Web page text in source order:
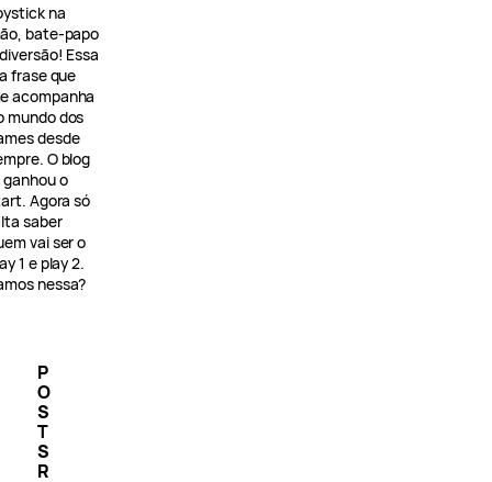
na
bate-papo
Essa
frase que
acompanha
mundo dos
desde
O blog
ganhou o
Agora só
saber
vai ser o
1 e play 2.
nessa?
P
O
S
T
S
R